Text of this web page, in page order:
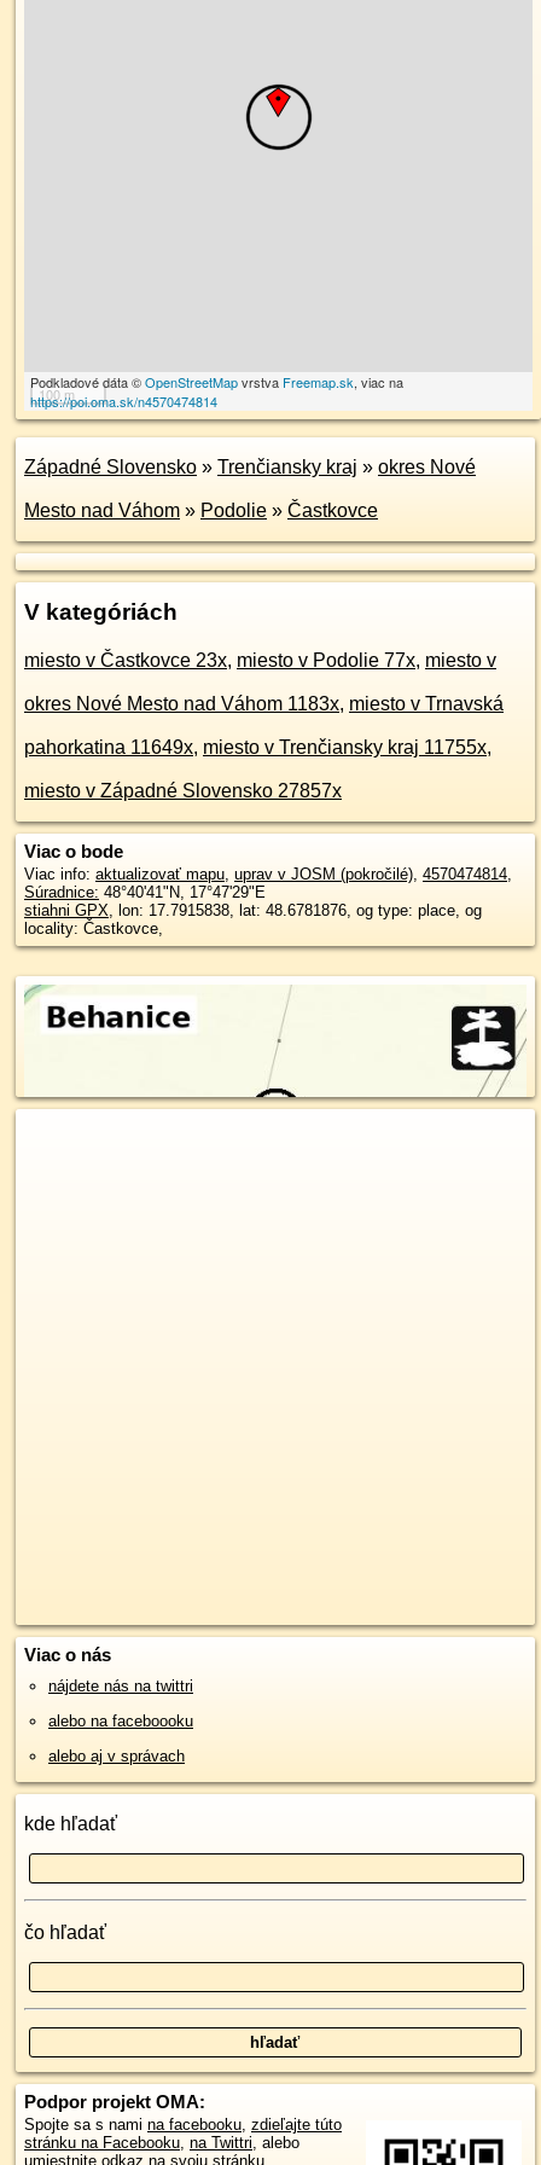
100 m
Podkladové dáta ©OpenStreetMapvrstva Freemap.sk, viac na
https://poi.oma.sk/n4570474814
Západné Slovensko » Trenčiansky kraj » okres Nové
Mesto nad Váhom » Podolie » Častkovce
V kategóriách
miesto v Častkovce 23x, miesto v Podolie 77x, miesto v
okres Nové Mesto nad Váhom 1183x, miesto v Trnavská
pahorkatina 11649x, miesto v Trenčiansky kraj 11755x,
miesto v Západné Slovensko 27857x
Viac o bode
Viac info: aktualizovať mapu, uprav v JOSM (pokročilé), 4570474814,
Súradnice: 48°40'41"N, 17°47'29"E
stiahni GPX, lon: 17.7915838, lat: 48.6781876, og type: place, og
locality: Častkovce,
Viac o nás
nájdete nás na twittri
alebo na faceboooku
alebo aj v správach
kde hľadať
čo hľadať
Podpor projekt OMA:
Spojte sa s nami na facebooku, zdieľajte túto
stránku na Facebooku, na Twittri, alebo
umiestnite odkaz na svoju stránku.